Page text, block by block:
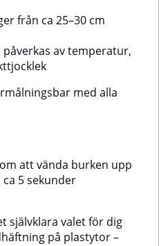
skikttjocklek.
från ca 25–30 cm
av temperatur,
med alla
att vända burken upp
5 sekunder
självklara valet för dig
på plastytor –